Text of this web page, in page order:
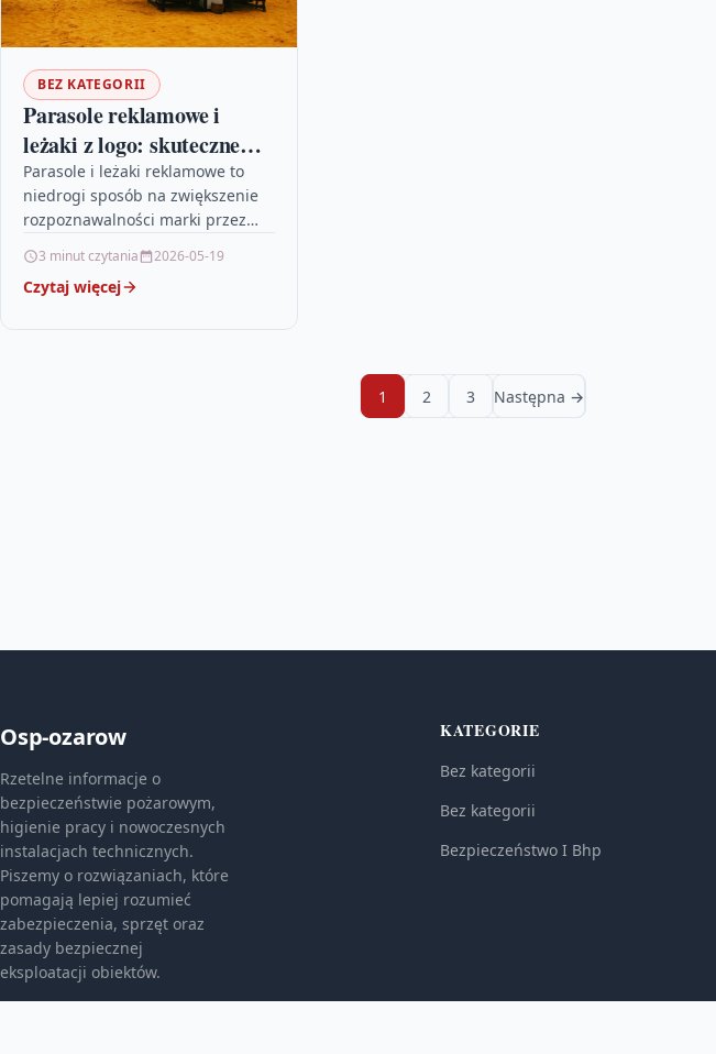
BEZ KATEGORII
Parasole reklamowe i
leżaki z logo: skuteczne
gadżety promocyjne
Parasole i leżaki reklamowe to
niedrogi sposób na zwiększenie
rozpoznawalności marki przez
publicznych. Przeczytaj, jak
zaprojektować i zamówić gadżety,
3 minut czytania 2026-05-19
Czytaj więcej
1 2 3 Następna →
Osp-ozarow
Rzetelne informacje o
bezpieczeństwie pożarowym,
higienie pracy i nowoczesnych
instalacjach technicznych.
Piszemy o rozwiązaniach, które
pomagają lepiej rozumieć
zabezpieczenia, sprzęt oraz
zasady bezpiecznej
eksploatacji obiektów.
KATEGORIE
Bez kategorii
Bez kategorii
Bezpieczeństwo I Bhp